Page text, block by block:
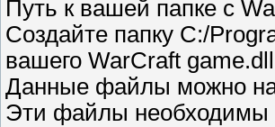
Путь к вашей папке с
Создайте папку C:/
вашего WarCraft
Данные файлы можно
Эти файлы необходимы